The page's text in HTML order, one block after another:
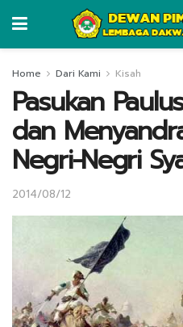
Home Dari Kami Kisah
Pasukan
dan
Negri-Negri
2014/08/12